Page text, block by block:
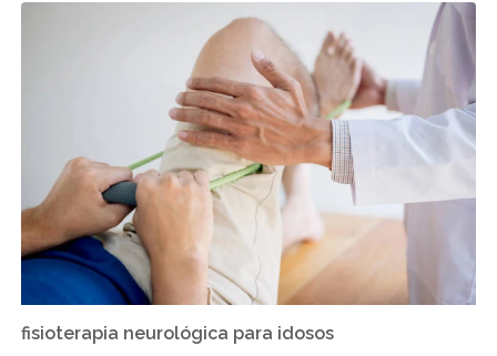
fisioterapia neurológica para idosos